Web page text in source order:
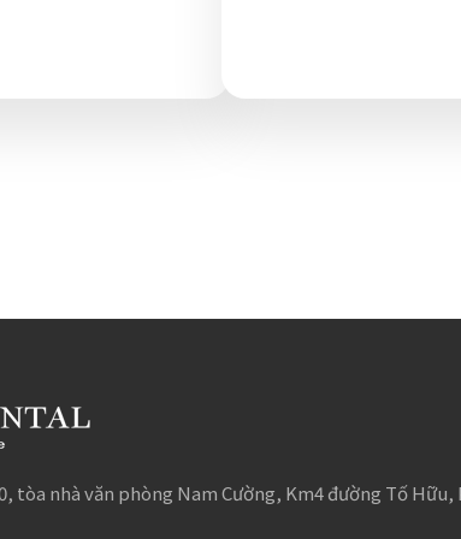
tòa nhà văn phòng Nam Cường, Km4 đường Tố